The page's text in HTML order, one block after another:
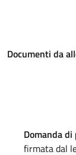
Documenti da
Domanda
firmata dal